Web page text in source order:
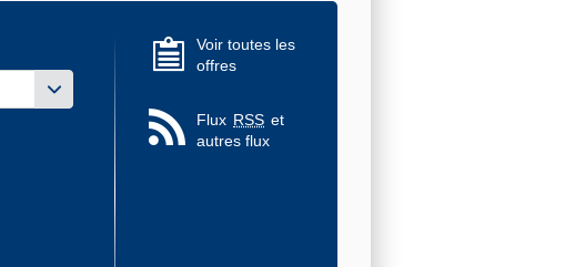
une ou des valeurs
Voir toutes les
offres
Flux RSS et
autres flux